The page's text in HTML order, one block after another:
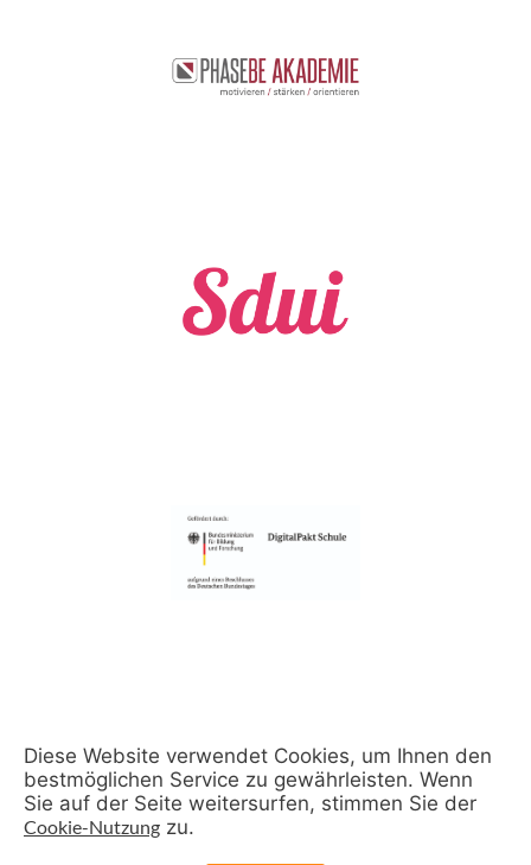
Diese Website verwendet Cookies, um Ihnen den
bestmöglichen Service zu gewährleisten. Wenn
Sie auf der Seite weitersurfen, stimmen Sie der
Cookie-Nutzung zu.